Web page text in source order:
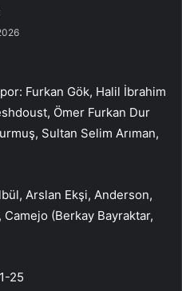
Furkan Gök, Halil İbrahim
Ömer Furkan Dur
Sultan Selim Arıman,
Arslan Ekşi, Anderson,
(Berkay Bayraktar,
25